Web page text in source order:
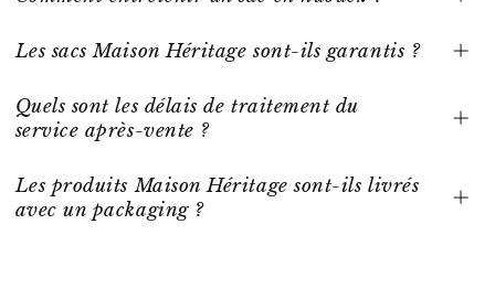
Les sacs Maison Héritage sont-ils garantis ?
Quels sont les délais de traitement du
service après-vente ?
Les produits Maison Héritage sont-ils livrés
avec un packaging ?